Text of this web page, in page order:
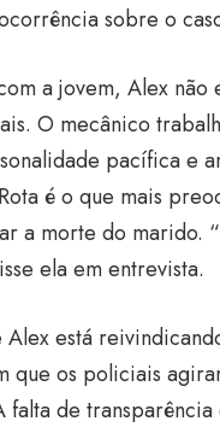
sobre o
a jovem, Alex não
O mecânico
pacífica e
é o que mais
a morte do marido.
ela em entrevista.
está
que os policiais
falta de